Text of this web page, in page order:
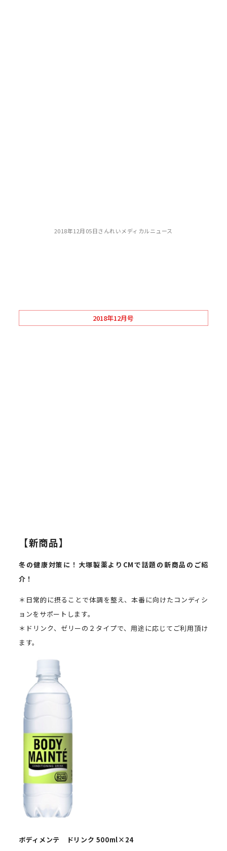
2018年12月05日さんれいメディカルニュース
2018年12月号
【新商品】
冬の健康対策に！大塚製薬より CMで話題の新商品のご紹
介！
＊日常的に摂ることで体調を整え、本番に向けたコンディシ
ョンをサポートします。
＊ドリンク、ゼリーの２タイプで、用途に応じてご利用頂け
ます。
ボディメンテ ドリンク 500ml× 24